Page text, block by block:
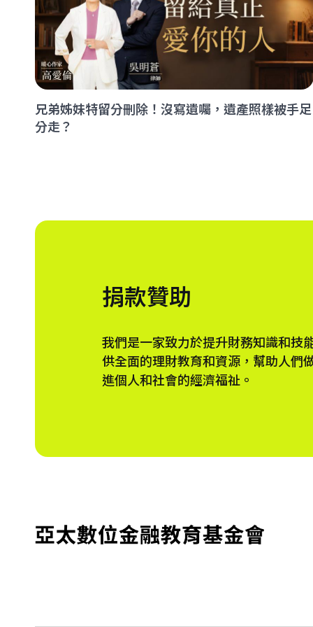
兄弟姊妹特留分刪除！沒寫遺囑，遺產照樣被手足
分走？
捐款贊助
我們是一家致力於提升財務知識和技
供全面的理財教育和資源，幫助人們
進個人和社會的經濟福祉。